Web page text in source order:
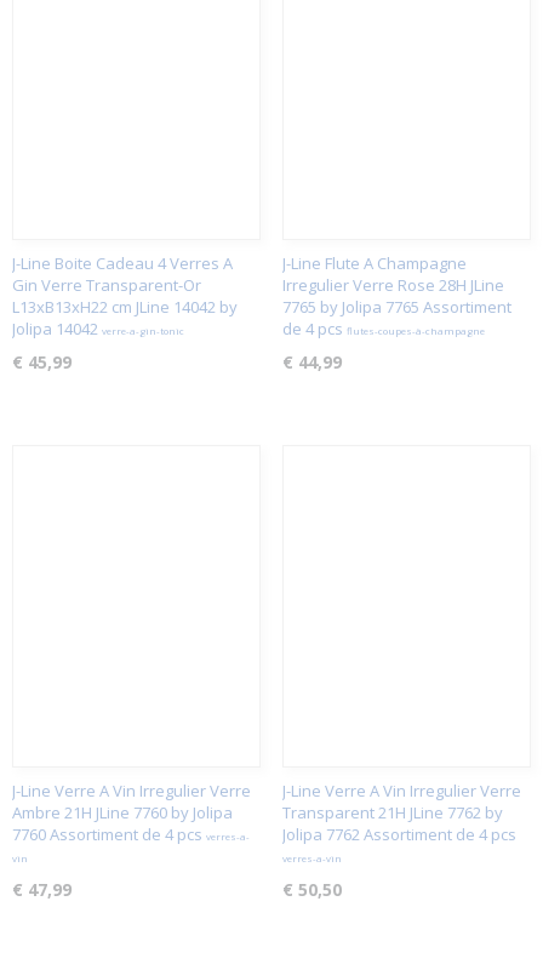
J-Line Boite Cadeau 4 Verres A
Gin Verre Transparent-Or
L13xB13xH22 cm JLine 14042 by
Jolipa 14042 verre-a-gin-tonic
€ 45,99
J-Line Flute A Champagne
Irregulier Verre Rose 28H JLine
7765 by Jolipa 7765 Assortiment
de 4 pcs flutes-coupes-à-champagne
€ 44,99
J-Line Verre A Vin Irregulier Verre
Ambre 21H JLine 7760 by Jolipa
7760 Assortiment de 4 pcs verres-a-
vin
€ 47,99
J-Line Verre A Vin Irregulier Verre
Transparent 21H JLine 7762 by
Jolipa 7762 Assortiment de 4 pcs
verres-a-vin
€ 50,50